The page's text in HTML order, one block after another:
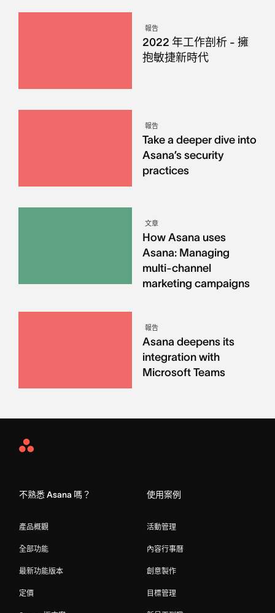
報告
2022 年工作剖析 - 擁
抱敏捷新時代
報告
Take a deeper dive into
Asana’s security
practices
文章
How Asana uses
Asana: Managing
multi-channel
marketing campaigns
報告
Asana deepens its
integration with
Microsoft Teams
Asana
不熟悉 Asana 嗎？
產品概觀
全部功能
最新功能版本
定價
使用案例
活動管理
內容行事曆
創意製作
目標管理